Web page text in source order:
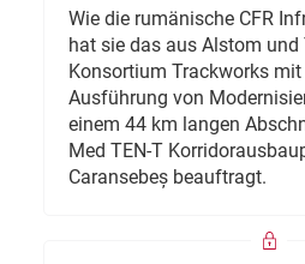
Wie die rumänische CFR
hat sie das aus Alstom und
Konsortium Trackworks
Ausführung von
einem 44 km langen
Med TEN-T
Caransebeș beauftragt.